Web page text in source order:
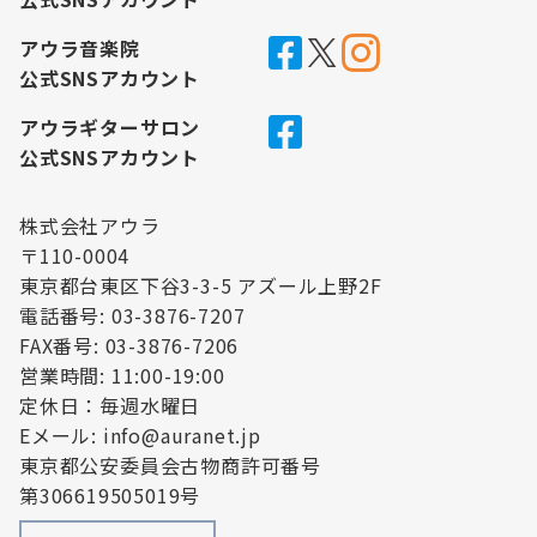
アウラ音楽院
公式SNSアカウント
アウラギターサロン
公式SNSアカウント
株式会社アウラ
〒110-0004
東京都台東区下谷3-3-5 アズール上野2F
電話番号: 03-3876-7207
FAX番号: 03-3876-7206
営業時間: 11:00-19:00
定休日：毎週水曜日
Eメール: info@auranet.jp
東京都公安委員会古物商許可番号
第306619505019号